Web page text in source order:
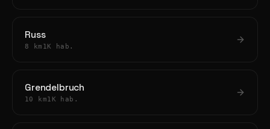
Russ
8 km 1K hab.
Grendelbruch
10 km1K hab.